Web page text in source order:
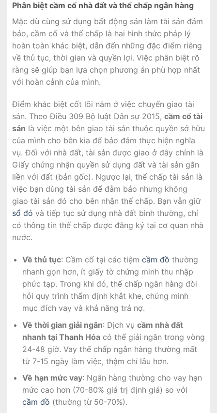
Phân biệt cầm cố nhà đất và thế chấp ngân hàng
Mặc dù cùng sử dụng bất động sản làm tài sản đảm
bảo, cầm cố và thế chấp là hai hình thức pháp lý
hoàn toàn khác biệt, dẫn đến những đặc điểm riêng
về thủ tục, thời gian và quyền lợi. Việc phân biệt rõ
ràng sẽ giúp bạn lựa chọn phương án phù hợp nhất
với hoàn cảnh của mình.
Điểm khác biệt cốt lõi nằm ở việc chuyển giao tài
sản. Theo Điều 309 Bộ luật Dân sự 2015, cầm cố tài
sản là việc một bên giao tài sản thuộc quyền sở hữu
của mình cho bên kia để bảo đảm thực hiện nghĩa
vụ. Đối với nhà đất, tài sản được giao ở đây chính là
Giấy chứng nhận quyền sử dụng đất và tài sản gắn
liền với đất (bản gốc). Ngược lại, thế chấp tài sản là
việc bạn dùng tài sản để đảm bảo nhưng không
giao tài sản đó cho bên nhận thế chấp. Bạn vẫn giữ
sổ đỏ và tiếp tục sử dụng nhà đất bình thường, chỉ
có thông tin thế chấp được đăng ký tại cơ quan nhà
nước.
Về thủ tục: Cầm cố tại các tiệm cầm đồ thường
nhanh gọn hơn, ít giấy tờ chứng minh thu nhập
phức tạp. Trong khi đó, thế chấp ngân hàng đòi
hỏi quy trình thẩm định khắt khe, chứng minh
mục đích vay và khả năng trả nợ.
Về thời gian giải ngân: Dịch vụ cầm nhà đất
nhanh tại Thanh Hóacó thể giải ngân trong vòng
24-48 giờ. Vay thế chấp ngân hàng thường mất
từ 7-15 ngày làm việc, thậm chí lâu hơn.
Về hạn mức vay: Ngân hàng thường cho vay hạn
mức cao hơn (70-80% giá trị định giá) so với
cầm đồ (thường từ 50-70%).